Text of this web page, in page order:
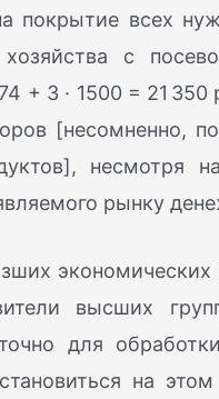
покрытие всех
хозяйства с
+ 3 · 1500 = 21
[несомненно,
несмотря
рынку
высших
для
на